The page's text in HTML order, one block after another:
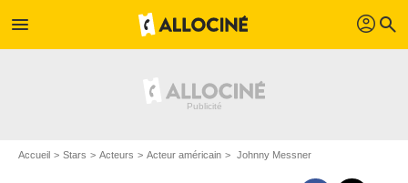
menu profil search
Accueil Stars Acteurs Acteur américain Johnny Messner